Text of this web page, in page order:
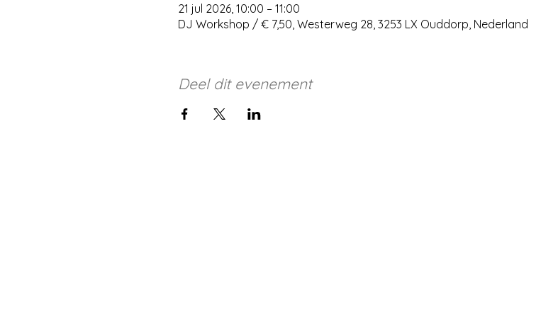
21 jul 2026, 10:00 – 11:00
DJ Workshop / € 7,50, Westerweg 28, 3253 LX Ouddorp, Nederland
Deel dit evenement